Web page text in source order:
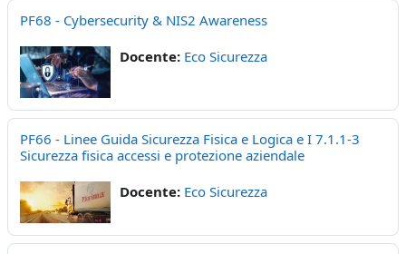
PF68 - Cybersecurity & NIS2 Awareness
Docente: Eco Sicurezza
PF66 - Linee Guida Sicurezza Fisica e Logica e I 7.1.1-3
Sicurezza fisica accessi e protezione aziendale
Docente: Eco Sicurezza